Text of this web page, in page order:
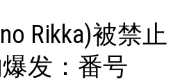
Rikka)被禁止
发：番号